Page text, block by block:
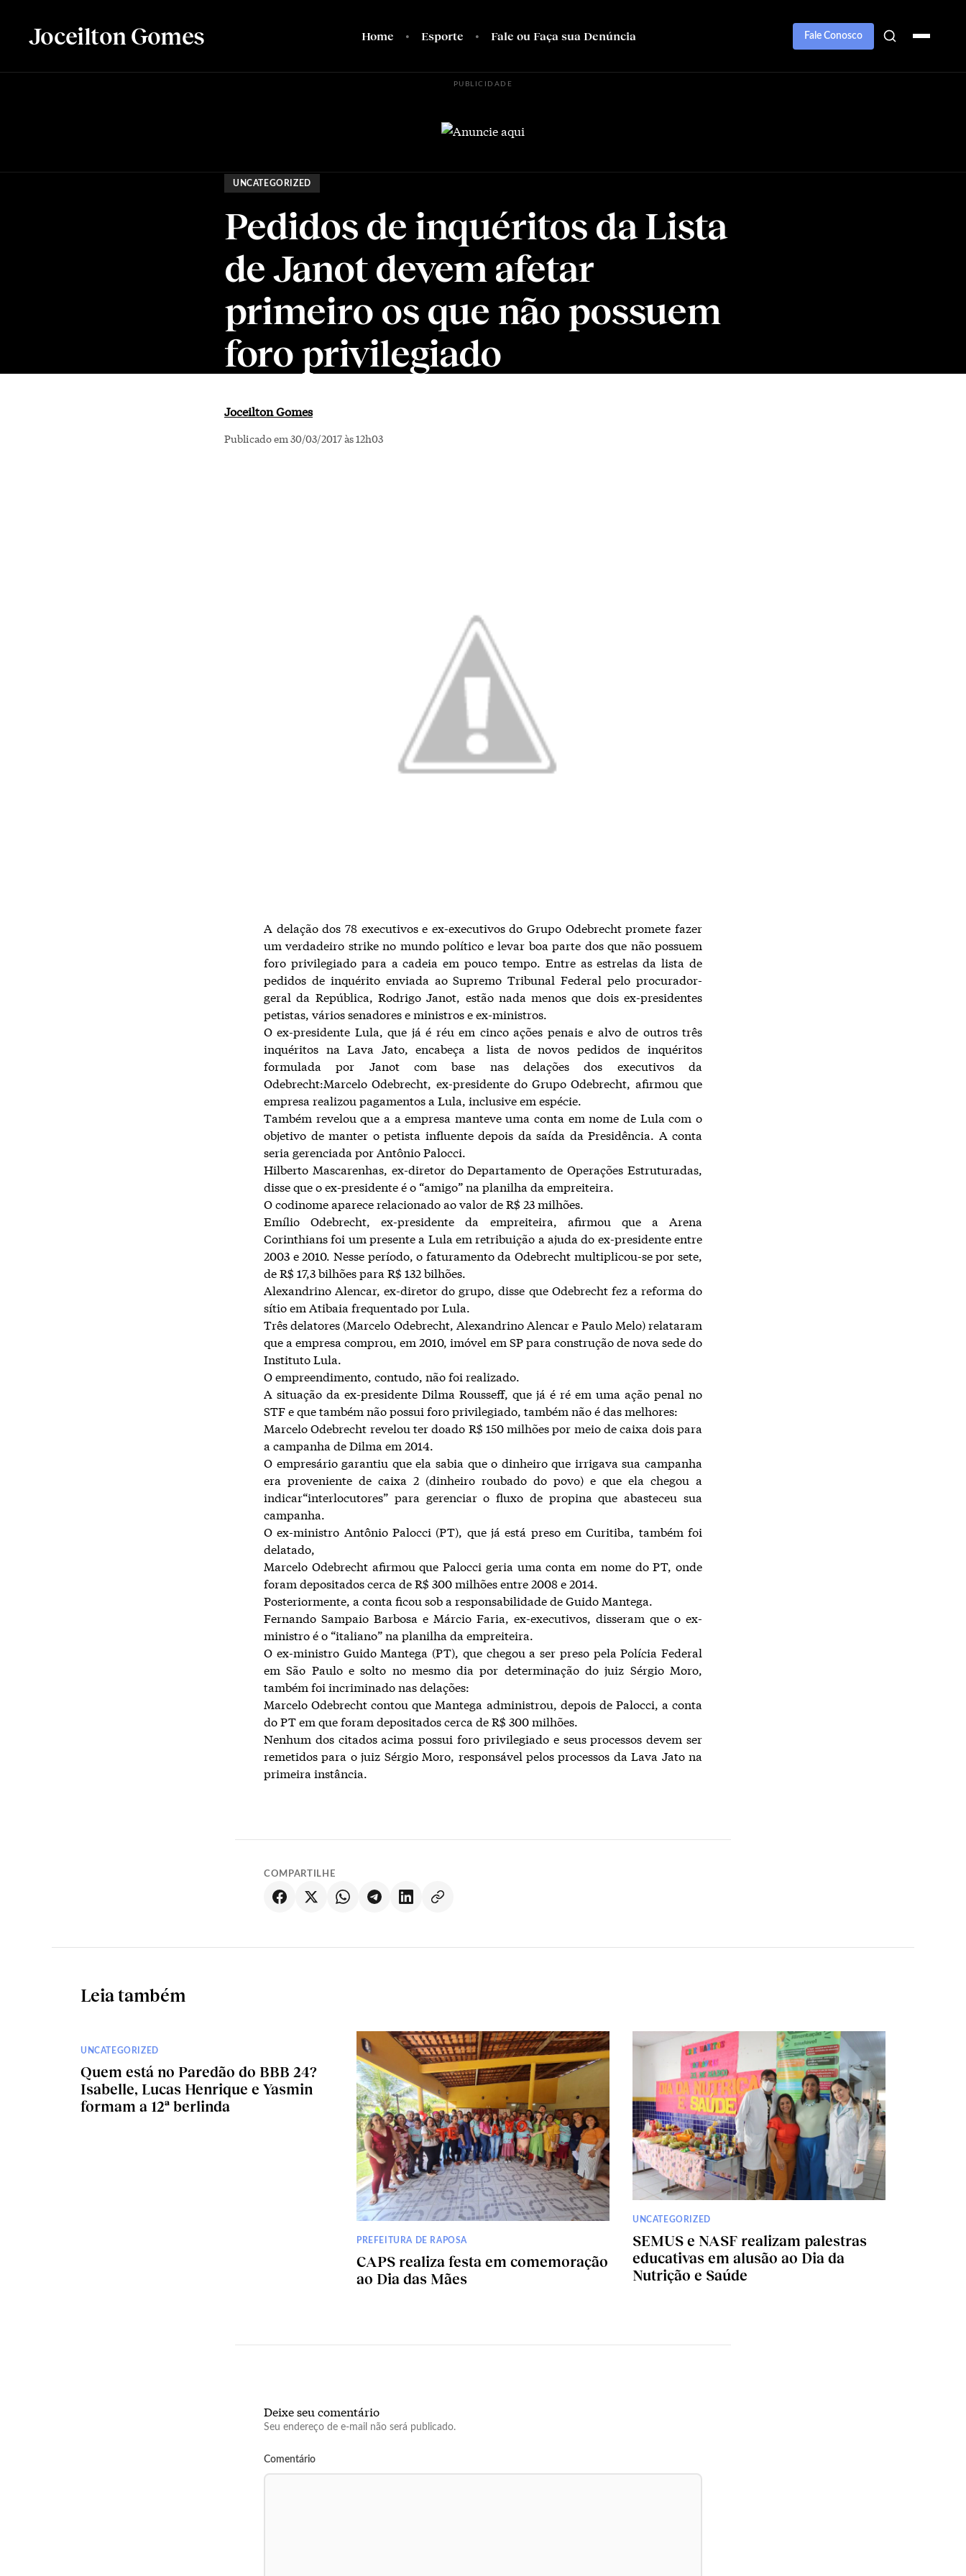
Joceilton Gomes Home Esporte Fale ou Faça sua Denúncia Fale Conosco
PUBLICIDADE
UNCATEGORIZED
Pedidos de inquéritos da Lista
de Janot devem afetar
primeiro os que não possuem
foro privilegiado
Joceilton Gomes
Publicado em 30/03/2017 às 12h03
A delação dos 78 executivos e ex-executivos do Grupo Odebrecht promete fazer
um verdadeiro strike no mundo político e levar boa parte dos que não possuem
foro privilegiado para a cadeia em pouco tempo. Entre as estrelas da lista de
pedidos de inquérito enviada ao Supremo Tribunal Federal pelo procurador-
geral da República, Rodrigo Janot, estão nada menos que dois ex-presidentes
petistas, vários senadores e ministros e ex-ministros.
O ex-presidente Lula, que já é réu em cinco ações penais e alvo de outros três
inquéritos na Lava Jato, encabeça a lista de novos pedidos de inquéritos
formulada por Janot com base nas delações dos executivos da
Odebrecht:Marcelo Odebrecht, ex-presidente do Grupo Odebrecht, afirmou que
empresa realizou pagamentos a Lula, inclusive em espécie.
Também revelou que a a empresa manteve uma conta em nome de Lula com o
objetivo de manter o petista influente depois da saída da Presidência. A conta
seria gerenciada por Antônio Palocci.
Hilberto Mascarenhas, ex-diretor do Departamento de Operações Estruturadas,
disse que o ex-presidente é o “amigo” na planilha da empreiteira.
O codinome aparece relacionado ao valor de R$ 23 milhões.
Emílio Odebrecht, ex-presidente da empreiteira, afirmou que a Arena
Corinthians foi um presente a Lula em retribuição a ajuda do ex-presidente entre
2003 e 2010. Nesse período, o faturamento da Odebrecht multiplicou-se por sete,
de R$ 17,3 bilhões para R$ 132 bilhões.
Alexandrino Alencar, ex-diretor do grupo, disse que Odebrecht fez a reforma do
sítio em Atibaia frequentado por Lula.
Três delatores (Marcelo Odebrecht, Alexandrino Alencar e Paulo Melo) relataram
que a empresa comprou, em 2010, imóvel em SP para construção de nova sede do
Instituto Lula.
O empreendimento, contudo, não foi realizado.
A situação da ex-presidente Dilma Rousseff, que já é ré em uma ação penal no
STF e que também não possui foro privilegiado, também não é das melhores:
Marcelo Odebrecht revelou ter doado R$ 150 milhões por meio de caixa dois para
a campanha de Dilma em 2014.
O empresário garantiu que ela sabia que o dinheiro que irrigava sua campanha
era proveniente de caixa 2 (dinheiro roubado do povo) e que ela chegou a
indicar“interlocutores” para gerenciar o fluxo de propina que abasteceu sua
campanha.
O ex-ministro Antônio Palocci (PT), que já está preso em Curitiba, também foi
delatado,
Marcelo Odebrecht afirmou que Palocci geria uma conta em nome do PT, onde
foram depositados cerca de R$ 300 milhões entre 2008 e 2014.
Posteriormente, a conta ficou sob a responsabilidade de Guido Mantega.
Fernando Sampaio Barbosa e Márcio Faria, ex-executivos, disseram que o ex-
ministro é o “italiano” na planilha da empreiteira.
O ex-ministro Guido Mantega (PT), que chegou a ser preso pela Polícia Federal
em São Paulo e solto no mesmo dia por determinação do juiz Sérgio Moro,
também foi incriminado nas delações:
Marcelo Odebrecht contou que Mantega administrou, depois de Palocci, a conta
do PT em que foram depositados cerca de R$ 300 milhões.
Nenhum dos citados acima possui foro privilegiado e seus processos devem ser
remetidos para o juiz Sérgio Moro, responsável pelos processos da Lava Jato na
primeira instância.
COMPARTILHE
Leia também
UNCATEGORIZED
Quem está no Paredão do BBB 24?
Isabelle, Lucas Henrique e Yasmin
formam a 12ª berlinda
PREFEITURA DE RAPOSA
CAPS realiza festa em comemoração
ao Dia das Mães
UNCATEGORIZED
SEMUS e NASF realizam palestras
educativas em alusão ao Dia da
Nutrição e Saúde
Deixe seu comentário
Seu endereço de e-mail não será publicado.
Comentário